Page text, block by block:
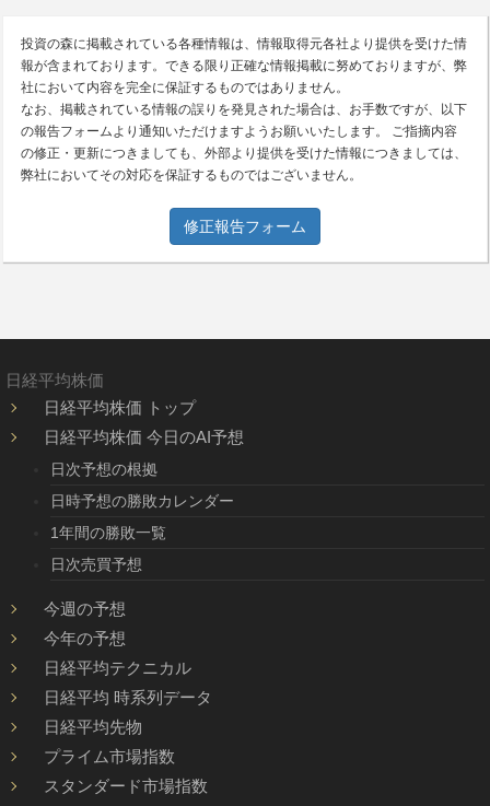
投資の森に掲載されている各種情報は、情報取得元各社より提供を受けた情
報が含まれております。できる限り正確な情報掲載に努めておりますが、弊
社において内容を完全に保証するものではありません。
なお、掲載されている情報の誤りを発見された場合は、お手数ですが、以下
の報告フォームより通知いただけますようお願いいたします。 ご指摘内容
の修正・更新につきましても、外部より提供を受けた情報につきましては、
弊社においてその対応を保証するものではございません。
修正報告フォーム
日経平均株価
日経平均株価 トップ
日経平均株価 今日のAI予想
日次予想の根拠
日時予想の勝敗カレンダー
1年間の勝敗一覧
日次売買予想
今週の予想
今年の予想
日経平均テクニカル
日経平均 時系列データ
日経平均先物
プライム市場指数
スタンダード市場指数